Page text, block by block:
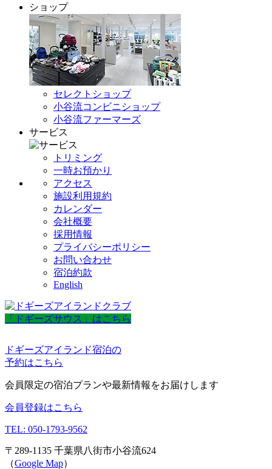
ショップ
セレクトショップ
小谷流コンビニショップ
小谷流ファーマーズ
サービス
トリミング
一時お預かり
アクセス
施設利用規約
カレンダー
会社概要
採用情報
プライバシーポリシー
お問い合わせ
宿泊約款
English
「ドギーズサウス」はこちら
ドギーズアイランド宿泊の
予約はこちら
会員限定の宿泊プランや最新情報をお届けします
会員登録はこちら
TEL: 050-1793-9562
〒289-1135 千葉県八街市小谷流624
（Google Map）